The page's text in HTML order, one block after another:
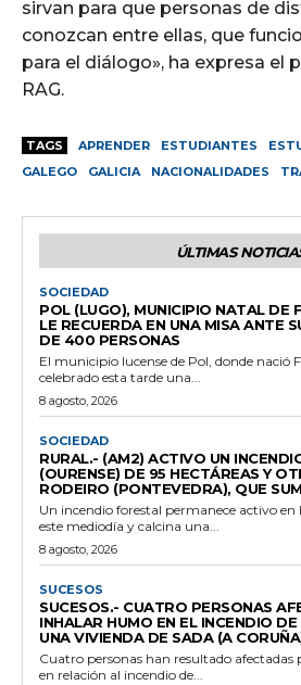
sirvan para que personas de
conozcan entre ellas, que
para el diálogo», ha expresa el
RAG.
TAGS APRENDER ESTUDIANTES
GALEGO
GALICIA NACIONALIDADES
ÚLTIMAS
SOCIEDAD
POL (LUGO), MUNICIPIO NATAL DE
LE RECUERDA EN UNA MISA ANTE
DE 400 PERSONAS
El municipio lucense de Pol, donde nació
celebrado esta tarde una...
8 agosto, 2026
SOCIEDAD
RURAL.- (AM2) ACTIVO UN
(OURENSE) DE 95 HECTÁREAS Y
RODEIRO (PONTEVEDRA), QUE
Un incendio forestal permanece activo en
este mediodía y calcina una...
8 agosto, 2026
SUCESOS
SUCESOS.- CUATRO PERSONAS
INHALAR HUMO EN EL INCENDIO
UNA VIVIENDA DE SADA (A
Cuatro personas han resultado
en relación al incendio de...